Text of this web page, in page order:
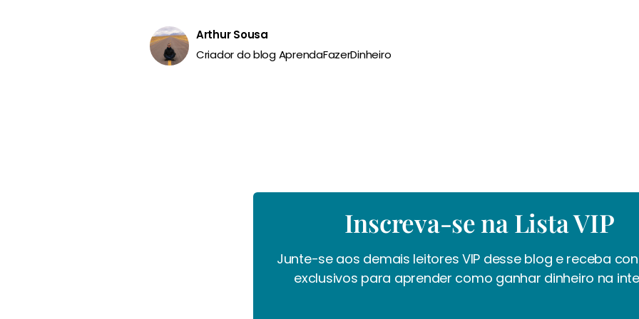
Arthur Sousa
Criador do blog AprendaFazerDinheiro
Inscreva-se na Lista VIP
Junte-se aos demais leitores VIP desse blog e receba
exclusivos para aprender como ganhar dinheiro na